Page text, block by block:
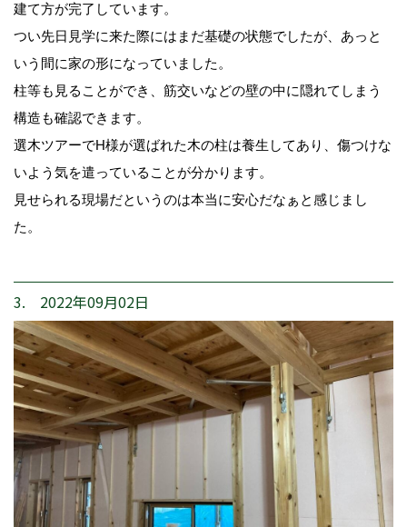
建て方が完了しています。
つい先日見学に来た際にはまだ基礎の状態でしたが、あっと
いう間に家の形になっていました。
柱等も見ることができ、筋交いなどの壁の中に隠れてしまう
構造も確認できます。
選木ツアーでH様が選ばれた木の柱は養生してあり、傷つけな
いよう気を遣っていることが分かります。
見せられる現場だというのは本当に安心だなぁと感じまし
た。
3. 2022年09月02日